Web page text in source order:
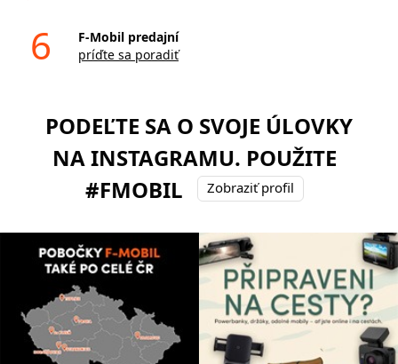
6
F-Mobil predajní
príďte sa poradiť
PODEĽTE SA O SVOJE ÚLOVKY
NA INSTAGRAMU. POUŽITE
#FMOBIL
Zobraziť profil